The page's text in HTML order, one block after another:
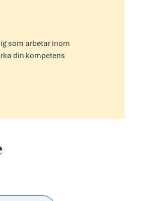
som arbetar inom
din kompetens